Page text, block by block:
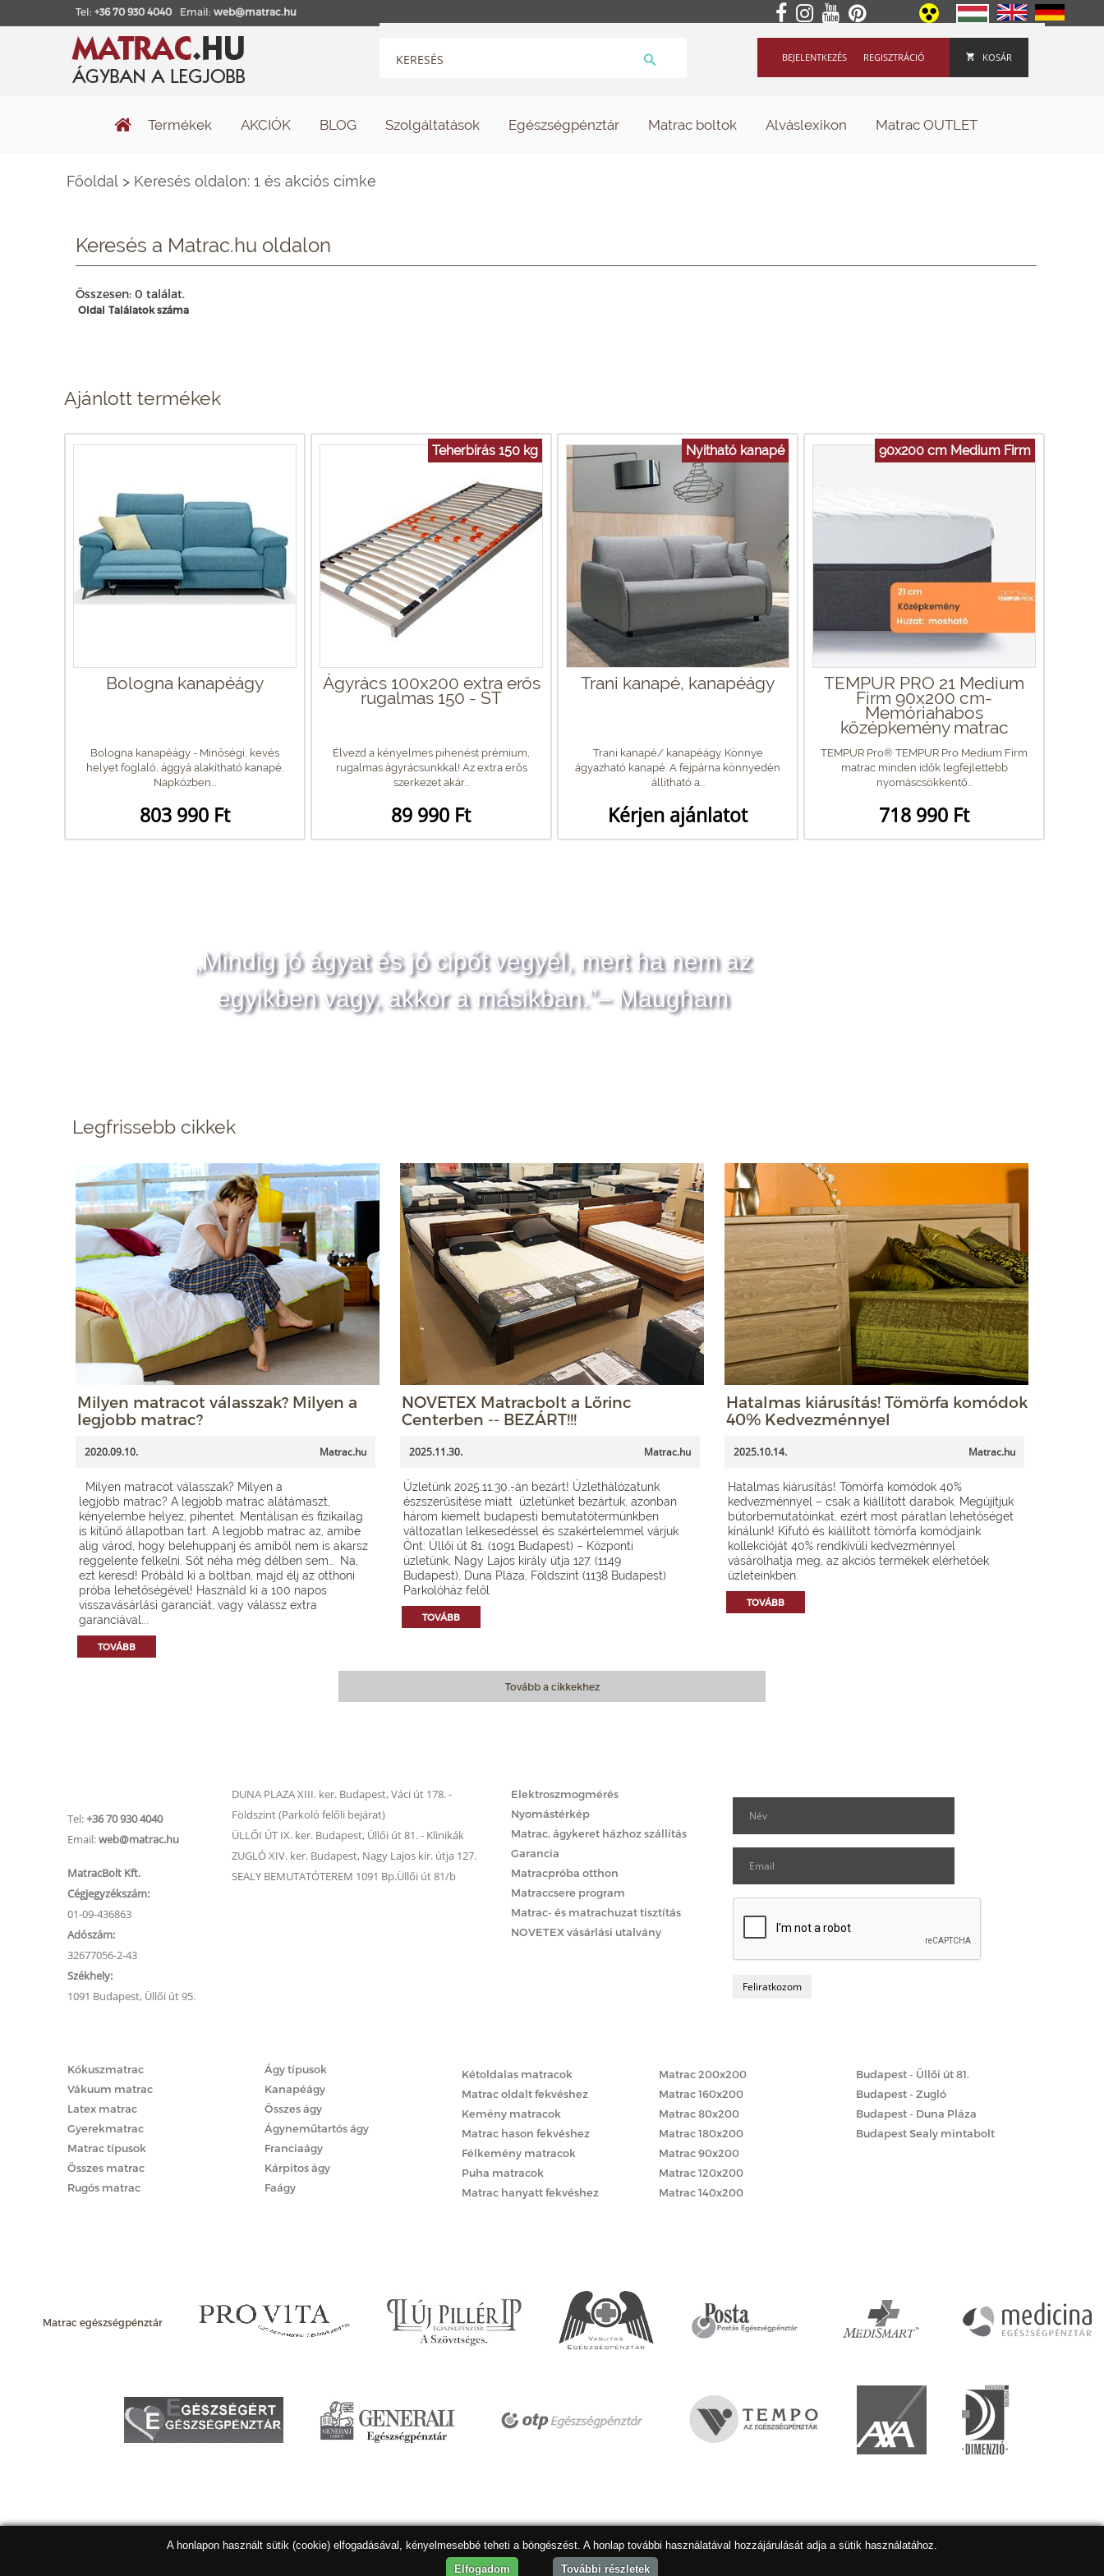
Tel: +36 70 930 4040 Email: web@matrac.hu
KOSÁR
REGISZTRÁCIÓ
BEJELENTKEZÉS
Termékek AKCIÓK BLOG Szolgáltatások Egészségpénztár Matrac boltok Alváslexikon Matrac OUTLET
Főoldal > Keresés oldalon: 1 és akciós címke
Keresés a Matrac.hu oldalon
Összesen: 0 találat.
Oldal Találatok száma
Ajánlott termékek
Bologna kanapéágy
Bologna kanapéágy - Minőségi, kevés
helyet foglaló, ággyá alakítható kanapé.
Napközben...
803 990 Ft
Teherbírás 150 kg
Ágyrács 100x200 extra erős
rugalmas 150 - ST
Élvezd a kényelmes pihenést prémium,
rugalmas ágyrácsunkkal! Az extra erős
szerkezet akár...
89 990 Ft
Nyitható kanapé
Trani kanapé, kanapéágy
Trani kanapé/ kanapéágy. Könnye
ágyazható kanapé. A fejpárna könnyedén
állítható a...
Kérjen ajánlatot
90x200 cm Medium Firm
TEMPUR PRO 21 Medium
Firm 90x200 cm-
Memóriahabos
középkemény matrac
TEMPUR Pro® TEMPUR Pro Medium Firm
matrac minden idők legfejlettebb
nyomáscsökkentő...
718 990 Ft
„Mindig jó ágyat és jó cipőt vegyél, mert ha nem az
egyikben vagy, akkor a másikban.”– Maugham
Legfrissebb cikkek
Milyen matracot válasszak? Milyen a
legjobb matrac?
2020.09.10. Matrac.hu
Milyen matracot válasszak? Milyen a
legjobb matrac? A legjobb matrac alátámaszt,
kényelembe helyez, pihentet. Mentálisan és fizikailag
is kitűnő állapotban tart. A legjobb matrac az, amibe
alig várod, hogy belehuppanj és amiből nem is akarsz
reggelente felkelni. Sőt néha még délben sem… Na,
ezt keresd! Próbáld ki a boltban, majd élj az otthoni
próba lehetőségével! Használd ki a 100 napos
visszavásárlási garanciát, vagy válassz extra
garanciával...
TOVÁBB
NOVETEX Matracbolt a Lőrinc
Centerben -- BEZÁRT!!!
2025.11.30. Matrac.hu
Üzletünk 2025.11.30.-án bezárt! Üzlethálózatunk
észszerűsítése miatt üzletünket bezártuk, azonban
három kiemelt budapesti bemutatótermünkben
változatlan lelkesedéssel és szakértelemmel várjuk
Önt: Üllői út 81. (1091 Budapest) – Központi
üzletünk, Nagy Lajos király útja 127. (1149
Budapest), Duna Pláza, Földszint (1138 Budapest)
Parkolóház felől
TOVÁBB
Hatalmas kiárusítás! Tömörfa komódok
40% Kedvezménnyel
2025.10.14. Matrac.hu
Hatalmas kiárusítás! Tömörfa komódok 40%
kedvezménnyel – csak a kiállított darabok. Megújítjuk
bútorbemutatóinkat, ezért most páratlan lehetőséget
kínálunk! Kifutó és kiállított tömörfa komódjaink
kollekcióját 40% rendkívüli kedvezménnyel
vásárolhatja meg, az akciós termékek elérhetőek
üzleteinkben.
TOVÁBB
Tovább a cikkekhez
Tel:+36 70 930 4040
Email:web@matrac.hu
MatracBolt Kft.
Cégjegyzékszám:
01-09-436863
Adószám:
32677056-2-43
Székhely:
1091 Budapest, Üllői út 95.
DUNA PLAZA XIII. ker. Budapest, Váci út 178. -
Földszint (Parkoló felőli bejárat)
ÜLLŐI ÚT IX. ker. Budapest, Üllői út 81. - Klinikák
ZUGLÓ XIV. ker. Budapest, Nagy Lajos kir. útja 127.
SEALY BEMUTATÓTEREM 1091 Bp.Üllői út 81/b
Elektroszmogmérés
Nyomástérkép
Matrac, ágykeret házhoz szállítás
Garancia
Matracpróba otthon
Matraccsere program
Matrac- és matrachuzat tisztítás
NOVETEX vásárlási utalvány
Kókuszmatrac
Vákuum matrac
Latex matrac
Gyerekmatrac
Matrac típusok
Összes matrac
Rugós matrac
Ágy típusok
Kanapéágy
Összes ágy
Ágyneműtartós ágy
Franciaágy
Kárpitos ágy
Faágy
Kétoldalas matracok
Matrac oldalt fekvéshez
Kemény matracok
Matrac hason fekvéshez
Félkemény matracok
Puha matracok
Matrac hanyatt fekvéshez
Matrac 200x200
Matrac 160x200
Matrac 80x200
Matrac 180x200
Matrac 90x200
Matrac 120x200
Matrac 140x200
Budapest - Üllői út 81.
Budapest - Zugló
Budapest - Duna Pláza
Budapest Sealy mintabolt
Matrac egészségpénztár
A honlapon használt sütik (cookie) elfogadásával, kényelmesebbé teheti a böngészést. A honlap további használatával hozzájárulását adja a sütik használatához.
Elfogadom
További részletek